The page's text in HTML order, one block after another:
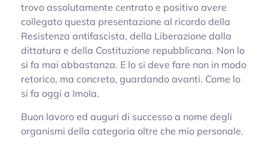
trovo assolutamente centrato e positivo avere
collegato questa presentazione al ricordo della
Resistenza antifascista, della Liberazione dalla
dittatura e della Costituzione repubblicana. Non lo
si fa mai abbastanza. E lo si deve fare non in modo
retorico, ma concreto, guardando avanti. Come lo
si fa oggi a Imola.
Buon lavoro ed auguri di successo a nome degli
organismi della categoria oltre che mio personale.